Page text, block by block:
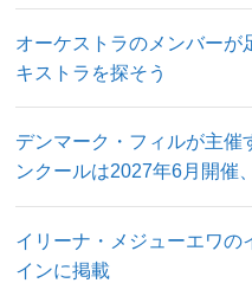
オーケストラのメンバーが
キストラを探そう
デンマーク・フィルが主催
ンクールは2027年6月開催
イリーナ・メジューエワの
インに掲載